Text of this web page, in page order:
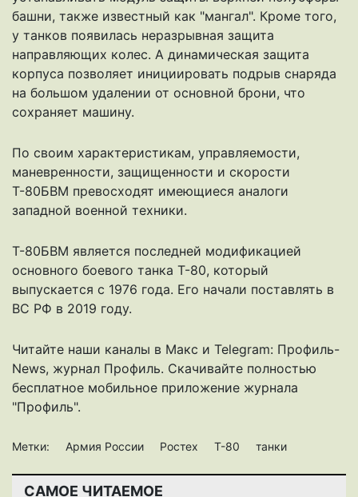
башни, также известный как "мангал". Кроме того,
у танков появилась неразрывная защита
направляющих колес. А динамическая защита
корпуса позволяет инициировать подрыв снаряда
на большом удалении от основной брони, что
сохраняет машину.
По своим характеристикам, управляемости,
маневренности, защищенности и скорости
Т-80БВМ превосходят имеющиеся аналоги
западной военной техники.
Т-80БВМ является последней модификацией
основного боевого танка Т-80, который
выпускается с 1976 года. Его начали поставлять в
ВС РФ в 2019 году.
Читайте наши каналы в Макс и Telegram: Профиль-
News, журнал Профиль. Скачивайте полностью
бесплатное мобильное приложение журнала
"Профиль".
Метки: Армия России Ростех Т-80 танки
САМОЕ ЧИТАЕМОЕ